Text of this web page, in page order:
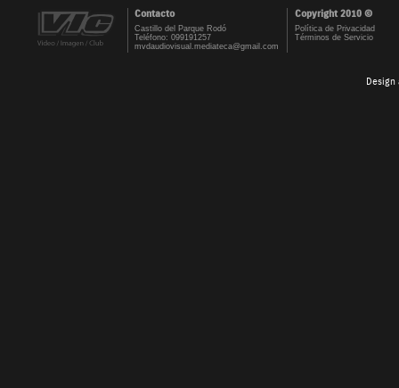
Contacto Copyright 2010 ©
Castillo del Parque Rodó
Teléfono: 099191257
mvdaudiovisual.mediateca@gmail.com
Política de Privacidad
Términos de Servicio